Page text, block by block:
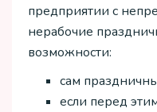
предприятии с
нерабочие
возможности:
сам
если перед